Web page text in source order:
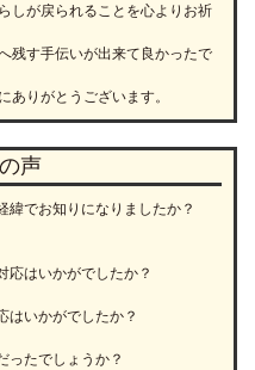
しが戻られることを心よりお祈
残す手伝いが出来て良かったで
ありがとうございます。
声
緯でお知りになりましたか？
応はいかがでしたか？
はいかがでしたか？
ったでしょうか？